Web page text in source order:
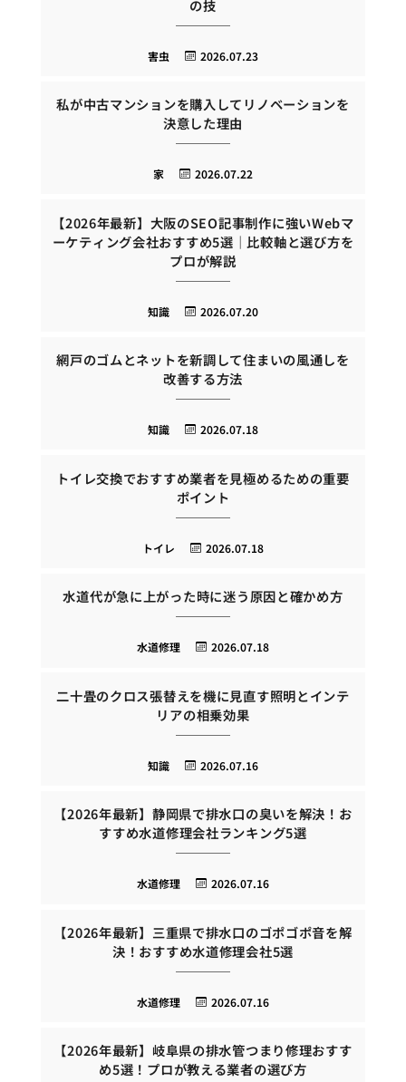
の技
2026.07.23
害虫
私が中古マンションを購入してリノベーションを
決意した理由
2026.07.22
家
【2026年最新】大阪のSEO記事制作に強いWebマ
ーケティング会社おすすめ5選｜比較軸と選び方を
プロが解説
2026.07.20
知識
網戸のゴムとネットを新調して住まいの風通しを
改善する方法
2026.07.18
知識
トイレ交換でおすすめ業者を見極めるための重要
ポイント
2026.07.18
トイレ
水道代が急に上がった時に迷う原因と確かめ方
2026.07.18
水道修理
二十畳のクロス張替えを機に見直す照明とインテ
リアの相乗効果
2026.07.16
知識
【2026年最新】静岡県で排水口の臭いを解決！お
すすめ水道修理会社ランキング5選
2026.07.16
水道修理
【2026年最新】三重県で排水口のゴポゴポ音を解
決！おすすめ水道修理会社5選
2026.07.16
水道修理
【2026年最新】岐阜県の排水管つまり修理おすす
め5選！プロが教える業者の選び方